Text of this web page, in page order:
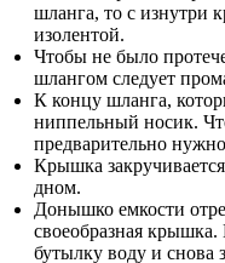
шланга, то с изнутри
изолентой.
Чтобы не было
шлангом следует
К концу шланга,
ниппельный носик.
предварительно
Крышка
дном.
Донышко емкости
своеобразная
бутылку воду и снова